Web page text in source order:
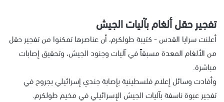
تفجير حقل ألغام بآليات الجيش
أعلنت سرايا القدس - كتيبة طولكرم، أن عناصرها تمكنوا من تفجير حقل
من الألغام المعدة مسبقاً في آليات وجنود الجيش، وتحقيق إصابات
مباشرة.
وأفادت وسائل إعلام فلسطينية بإصابة جندي إسرائيلي بجروح في
تفجير عبوة ناسفة بآليات الجيش الإسرائيلي في مخيم طولكرم.